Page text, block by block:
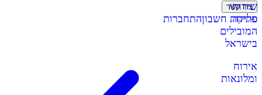
שירותי
סליקה
המובילים
בישראל
אירוח
ומלונאות
צרו קשר
פתיחת חשבוןהתחברות